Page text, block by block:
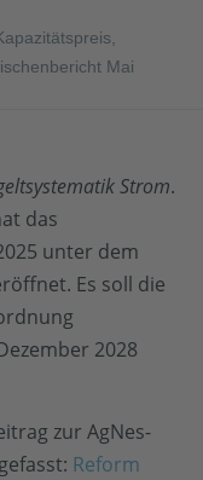
Mai
Strom.
das
unter dem
Es soll die
2028
zur AgNes-
Reform